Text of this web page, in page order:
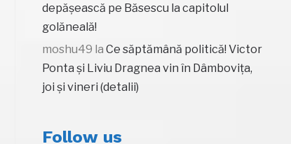
depășească pe Băsescu la capitolul
golăneală!
moshu49 la Ce săptămână politică! Victor
Ponta și Liviu Dragnea vin în Dâmbovița,
joi și vineri (detalii)
Follow us